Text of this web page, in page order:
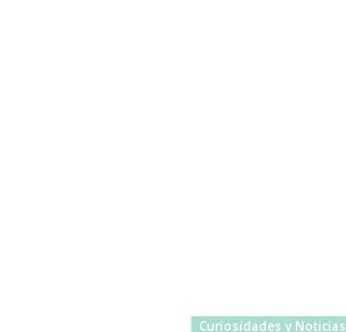
Curiosidades y Noticias